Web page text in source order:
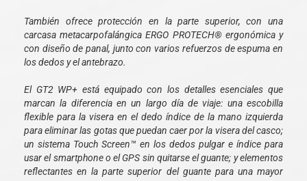
También ofrece protección en la parte superior, con una
carcasa metacarpofalángica ERGO PROTECH® ergonómica y
con diseño de panal, junto con varios refuerzos de espuma en
los dedos y el antebrazo.
El GT2 WP+ está equipado con los detalles esenciales que
marcan la diferencia en un largo día de viaje: una escobilla
flexible para la visera en el dedo índice de la mano izquierda
para eliminar las gotas que puedan caer por la visera del casco;
un sistema Touch Screen™ en los dedos pulgar e índice para
usar el smartphone o el GPS sin quitarse el guante; y elementos
reflectantes en la parte superior del guante para una mayor